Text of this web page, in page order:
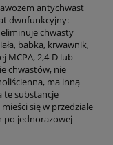
antychwast
dwufunkcyjny:
chwasty
babka, krwawnik,
MCPA, 2,4-D lub
chwastów, nie
ma inną
te substancje
się w przedziale
po jednorazowej